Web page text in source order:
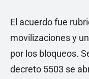
El acuerdo fue
movilizaciones y
por los bloqueos.
decreto 5503 se